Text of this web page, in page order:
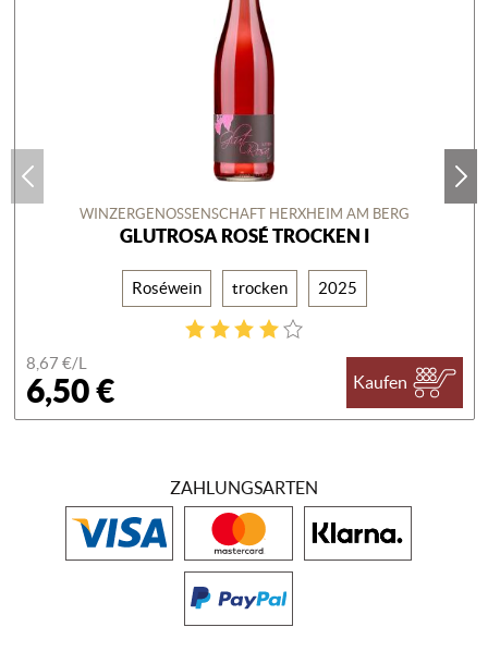
WINZERGENOSSENSCHAFT HERXHEIM AM BERG
GLUTROSA ROSÉ TROCKEN I
Roséwein trocken 2025
8,67 €/L
6,50 € Kaufen
ZAHLUNGSARTEN